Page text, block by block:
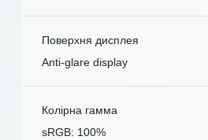
Поверхня дисплея
Anti-glare display
Колірна гамма
sRGB: 100%